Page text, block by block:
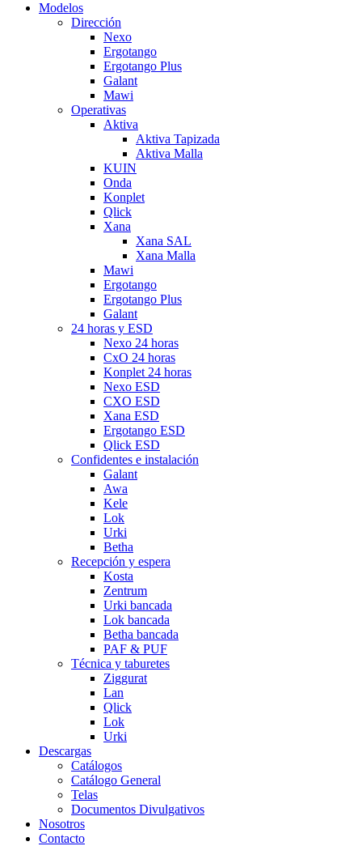
Modelos
Dirección
Nexo
Ergotango
Ergotango Plus
Galant
Mawi
Operativas
Aktiva
Aktiva Tapizada
Aktiva Malla
KUIN
Onda
Konplet
Qlick
Xana
Xana SAL
Xana Malla
Mawi
Ergotango
Ergotango Plus
Galant
24 horas y ESD
Nexo 24 horas
CxO 24 horas
Konplet 24 horas
Nexo ESD
CXO ESD
Xana ESD
Ergotango ESD
Qlick ESD
Confidentes e instalación
Galant
Awa
Kele
Lok
Urki
Betha
Recepción y espera
Kosta
Zentrum
Urki bancada
Lok bancada
Betha bancada
PAF & PUF
Técnica y taburetes
Ziggurat
Lan
Qlick
Lok
Urki
Descargas
Catálogos
Catálogo General
Telas
Documentos Divulgativos
Nosotros
Contacto